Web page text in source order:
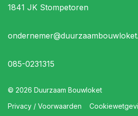
1841 JK Stompetoren
085-0231315
© 2026 Duurzaam Bouwloket
Privacy / Voorwaarden